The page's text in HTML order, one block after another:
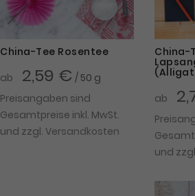
China-Tee Rosentee
ab
2,59 € / 50 g
Preisangaben sind
Gesamtpreise inkl. MwSt.
und zzgl. Versandkosten
China-
ab
und